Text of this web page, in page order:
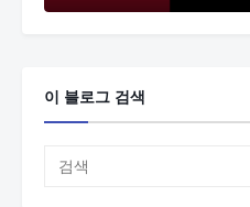
이 블로그 검색